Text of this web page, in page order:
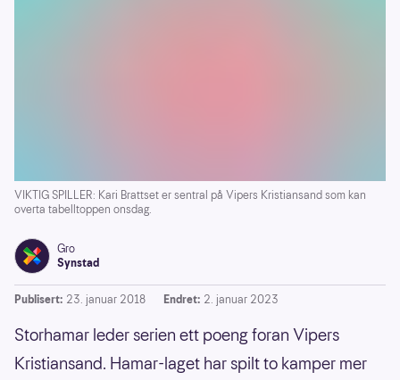
VIKTIG SPILLER: Kari Brattset er sentral på Vipers Kristiansand som kan
overta tabelltoppen onsdag.
Gro
Synstad
Publisert: 23. januar 2018 Endret: 2. januar 2023
Storhamar leder serien ett poeng foran Vipers
Kristiansand. Hamar-laget har spilt to kamper mer